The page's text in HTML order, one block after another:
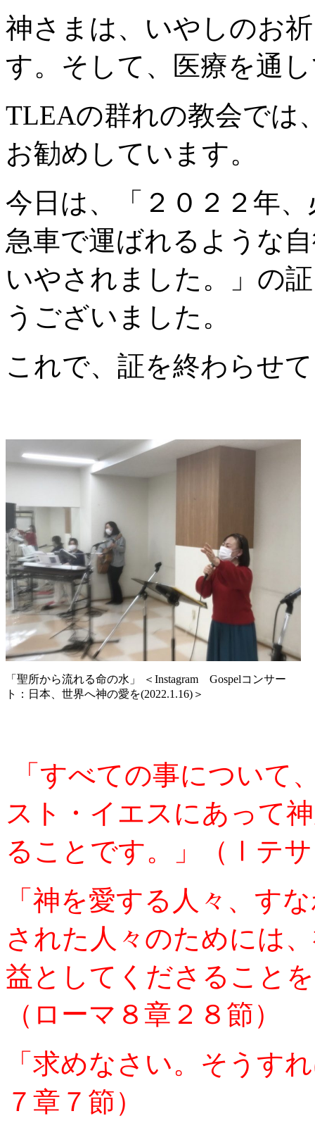
神さまは、いやしのお
す。そして、医療を通
TLEAの群れの教会では
お勧めしています。
今日は、「２０２２年
急車で運ばれるような
いやされました。」の
うございました。
これで、証を終わらせ
「聖所から流れる命の水」 ＜Instagram Gospelコンサー
ト：日本、世界へ神の愛を(2022.1.16)＞
「すべての事について
スト・イエスにあって
ることです。」（Ⅰテ
「神を愛する人々、す
された人々のためには
益としてくださること
（ローマ８章２８節）
「求めなさい。そうす
７章７節）